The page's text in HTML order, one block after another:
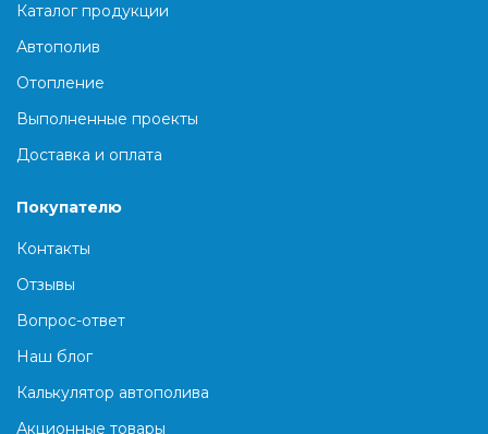
Каталог продукции
Автополив
Отопление
Выполненные проекты
Доставка и оплата
Покупателю
Контакты
Отзывы
Вопрос-ответ
Наш блог
Калькулятор автополива
Акционные товары